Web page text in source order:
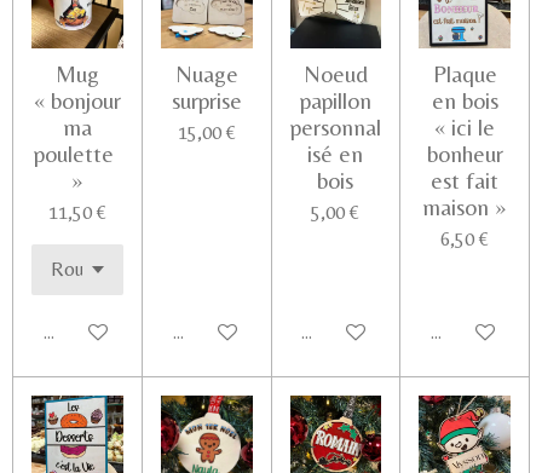
Mug
« bonjour
ma
poulette
»
11,50 €
Ajouter au panier
Nuage
surprise
15,00 €
Voir les détails
Noeud
papillon
personnal
isé en
bois
5,00 €
Ajouter au panier
Plaque
en bois
« ici le
bonheur
est fait
maison »
6,50 €
Ajouter au